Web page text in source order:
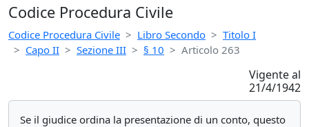
Codice Procedura Civile
Codice Procedura Civile Libro Secondo
Titolo I
Capo II
Sezione III § 10 Articolo 263
Vigente al
21/4/1942
Se il giudice ordina la presentazione di un conto, questo